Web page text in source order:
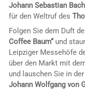
Johann Sebastian Bach
für den Weltruf des
Folgen Sie dem Duft
Coffee Baum“und
Leipziger Messehöfe
über den Markt mit
und lauschen Sie in der
Johann Wolfgang von